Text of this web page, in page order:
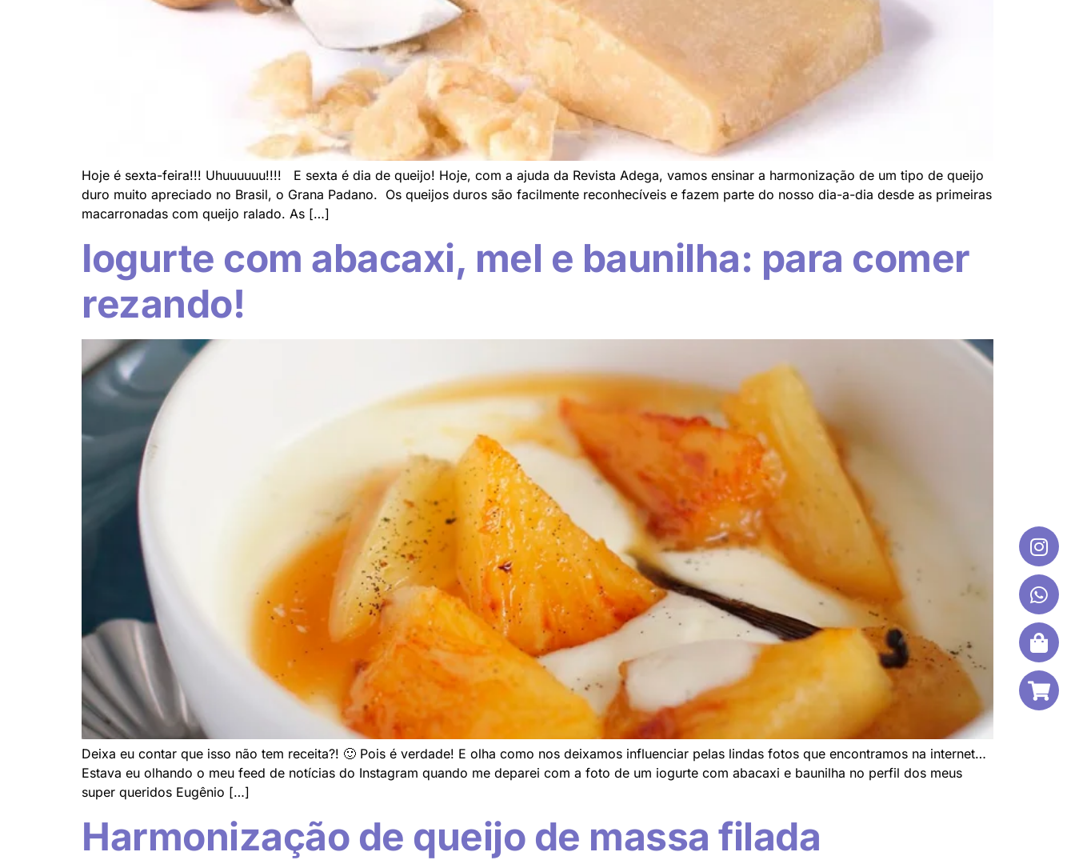
Hoje é sexta-feira!!! Uhuuuuuu!!!! E sexta é dia de queijo! Hoje, com a ajuda da Revista Adega, vamos ensinar a harmonização de um tipo de queijo
duro muito apreciado no Brasil, o Grana Padano. Os queijos duros são facilmente reconhecíveis e fazem parte do nosso dia-a-dia desde as primeiras
macarronadas com queijo ralado. As […]
Iogurte com abacaxi, mel e baunilha: para comer
rezando!
Deixa eu contar que isso não tem receita?! 🙂 Pois é verdade! E olha como nos deixamos influenciar pelas lindas fotos que encontramos na internet…
Estava eu olhando o meu feed de notícias do Instagram quando me deparei com a foto de um iogurte com abacaxi e baunilha no perfil dos meus
super queridos Eugênio […]
Harmonização de queijo de massa filada